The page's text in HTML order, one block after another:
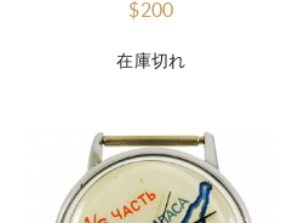
在庫切れ
$200